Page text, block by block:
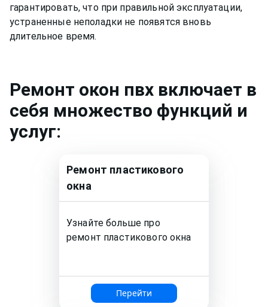
гарантировать, что при правильной эксплуатации,
устраненные неполадки не появятся вновь
длительное время.
Ремонт окон пвх включает в
себя множество функций и
услуг:
Ремонт пластикового
окна
Узнайте больше про
ремонт пластикового окна
Перейти